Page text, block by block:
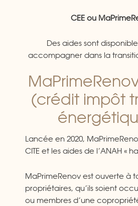
CEE ou
Des aides sont
accompagner dans la
(crédit impôt
Lancée en 2020,
CITE et les aides de l’ANAH «
MaPrimeRenov est ouverte à
propriétaires, qu’ils soient
ou membres d’une